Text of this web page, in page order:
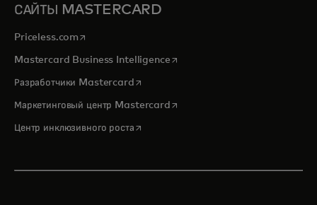
САЙТЫ MASTERCARD
Priceless.com opens in a new tab
Mastercard Business Intelligenceopens in a new tab
Разработчики Mastercardopens in a new tab
Маркетинговый центр Mastercardopens in a new tab
Центр инклюзивного ростаopens in a new tab